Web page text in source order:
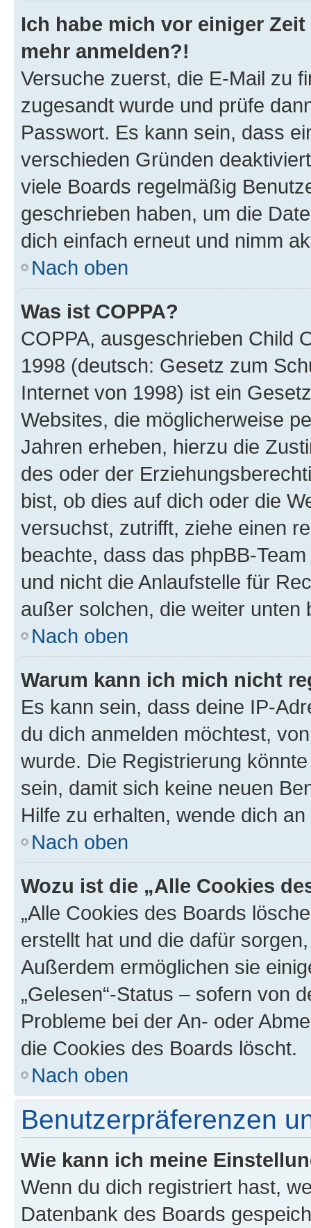
Ich habe mich vor einiger
mehr anmelden?!
Versuche zuerst, die E-Mail zu
zugesandt wurde und prüfe
Passwort. Es kann sein, dass
verschieden Gründen
viele Boards regelmäßig
geschrieben haben, um die
dich einfach erneut und nimm
Nach oben
Was ist COPPA?
COPPA, ausgeschrieben Child
1998 (deutsch: Gesetz zum
Internet von 1998) ist ein
Websites, die möglicherweise
Jahren erheben, hierzu die
des oder der
bist, ob dies auf dich oder die
versuchst, zutrifft, ziehe einen
beachte, dass das phpBB-
und nicht die Anlaufstelle für
außer solchen, die weiter unten
Nach oben
Warum kann ich mich nicht
Es kann sein, dass deine IP-
du dich anmelden möchtest,
wurde. Die Registrierung
sein, damit sich keine neuen
Hilfe zu erhalten, wende dich
Nach oben
Wozu ist die „Alle Cookies
„Alle Cookies des Boards
erstellt hat und die dafür
Außerdem ermöglichen sie
„Gelesen“-Status – sofern von
Probleme bei der An- oder
die Cookies des Boards löscht.
Nach oben
Benutzerpräferenzen
Wie kann ich meine
Wenn du dich registriert hast,
Datenbank des Boards